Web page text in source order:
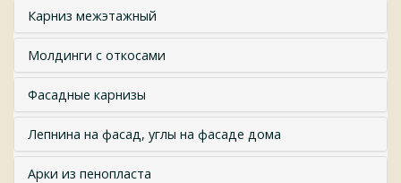
Карниз межэтажный
Молдинги с откосами
Фасадные карнизы
Лепнина на фасад, углы на фасаде дома
Арки из пенопласта